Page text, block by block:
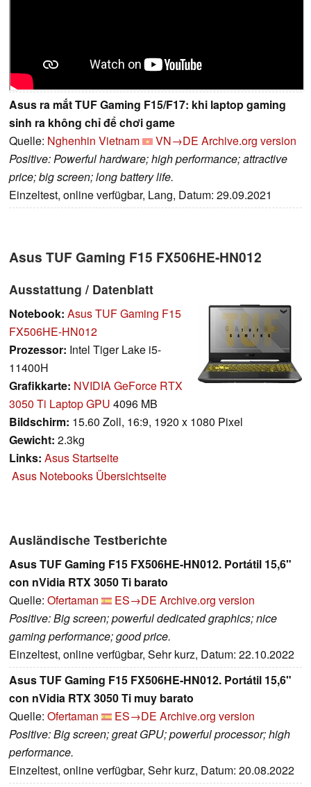
Asus ra mắt TUF Gaming F15/F17: khi laptop gaming
sinh ra không chỉ để chơi game
Quelle: Nghenhin Vietnam VN→DE Archive.org version
Positive: Powerful hardware; high performance; attractive
price; big screen; long battery life.
Einzeltest, online verfügbar, Lang, Datum: 29.09.2021
Asus TUF Gaming F15 FX506HE-HN012
Ausstattung / Datenblatt
Notebook: Asus TUF Gaming F15
FX506HE-HN012
Prozessor: Intel Tiger Lake i5-
11400H
Grafikkarte: NVIDIA GeForce RTX
3050 Ti Laptop GPU 4096 MB
Bildschirm: 15.60 Zoll, 16:9, 1920 x 1080 Pixel
Gewicht: 2.3kg
Links: Asus Startseite
Asus Notebooks Übersichtseite
Ausländische Testberichte
Asus TUF Gaming F15 FX506HE-HN012. Portátil 15,6"
con nVidia RTX 3050 Ti barato
Quelle: Ofertaman ES→DE Archive.org version
Positive: Big screen; powerful dedicated graphics; nice
gaming performance; good price.
Einzeltest, online verfügbar, Sehr kurz, Datum: 22.10.2022
Asus TUF Gaming F15 FX506HE-HN012. Portátil 15,6"
con nVidia RTX 3050 Ti muy barato
Quelle: Ofertaman ES→DE Archive.org version
Positive: Big screen; great GPU; powerful processor; high
performance.
Einzeltest, online verfügbar, Sehr kurz, Datum: 20.08.2022